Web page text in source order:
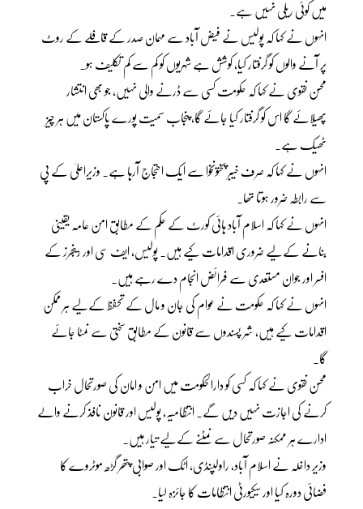
میں کوئی ریلی نہیں ہے۔
انہوں نے کہا کہ پولیس نے فیض آباد سے مہمان صدر کے قافلے کے روٹ
پر آنے والوں کو گرفتار کیا، کوشش ہے شہریوں کو کم سے کم تکلیف ہو۔
محسن نقوی نے کہا کہ حکومت کسی سے ڈرنے والی نہیں، جو بھی انتشار
پھیلائے گا اس کو گرفتار کیا جائے گا، پنجاب سمیت پورے پاکستان میں ہر چیز
ٹھیک ہے۔
انہوں نے کہا کہ صرف خیبر پختونخوا سے ایک احتجاج آرہا ہے۔ وزیراعلیٰ کے پی
سے رابطہ ضرور ہوتا تھا۔
انہوں نے کہا کہ اسلام آباد ہائی کورٹ کے حکم کے مطابق امن عامہ یقینی
بنانے کےلیے ضروری اقدامات کیے ہیں۔ پولیس، ایف سی اور رینجرز کے
افسر اور جوان مستعدی سے فرائض انجام دے رہے ہیں۔
انہوں نے کہا کہ حکومت نے عوام کی جان و مال کے تحفظ کےلیے ہر ممکن
اقدامات کیے ہیں، شر پسندوں سے قانون کے مطابق سختی سے نمٹا جائے
گا۔
محسن نقوی نے کہا کہ کسی کو دارالحکومت میں امن و امان کی صورتحال خراب
کرنے کی اجازت نہیں دیں گے۔ انتظامیہ، پولیس اور قانون نافذ کرنے والے
ادارے ہر ممکنہ صورتحال سے نمٹنے کےلیے تیار ہیں۔
وزیر داخلہ نے اسلام آباد، راولپنڈی، اٹک اور صوابی پتھر گڑھ موٹروے کا
فضائی دورہ کیا اور سیکیورٹی انتظامات کا جائزہ لیا۔